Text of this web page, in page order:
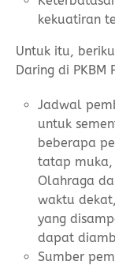
kekuatiran
Untuk itu,
Daring di PKBM
Jadwal
untuk
beberapa
tatap muka,
Olahraga
waktu
yang
dapat
Sumber